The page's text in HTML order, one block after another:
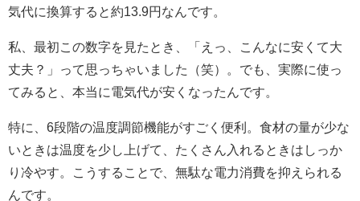
気代に換算すると約13.9円なんです。
私、最初この数字を見たとき、「えっ、こんなに安くて大
丈夫？」って思っちゃいました（笑）。でも、実際に使っ
てみると、本当に電気代が安くなったんです。
特に、6段階の温度調節機能がすごく便利。食材の量が少な
いときは温度を少し上げて、たくさん入れるときはしっか
り冷やす。こうすることで、無駄な電力消費を抑えられる
んです。